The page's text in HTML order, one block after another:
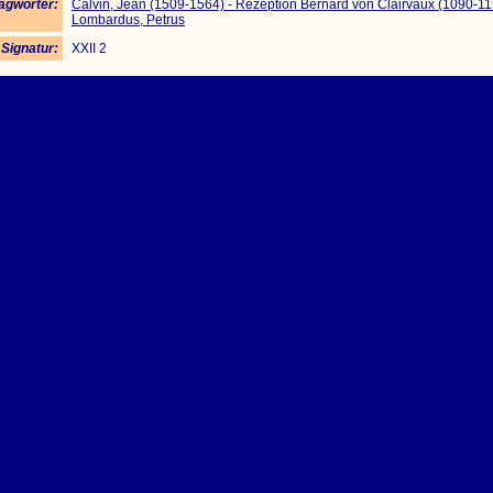
Calvin, Jean (1509-1564) - Rezeption Bernard von Clairvaux (1090-
Lombardus, Petrus
Signatur:
XXII 2